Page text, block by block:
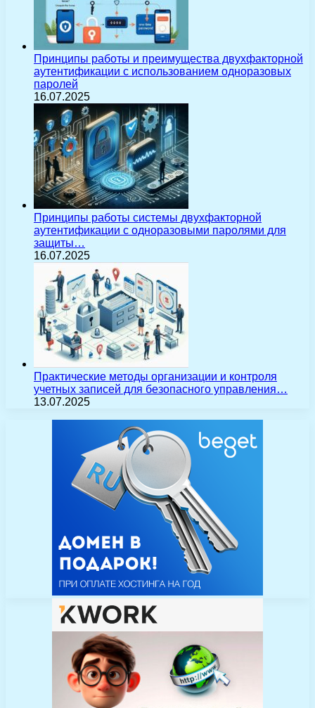
Принципы работы и преимущества двухфакторной
аутентификации с использованием одноразовых
паролей
16.07.2025
Принципы работы системы двухфакторной
аутентификации с одноразовыми паролями для
защиты…
16.07.2025
Практические методы организации и контроля
учетных записей для безопасного управления…
13.07.2025